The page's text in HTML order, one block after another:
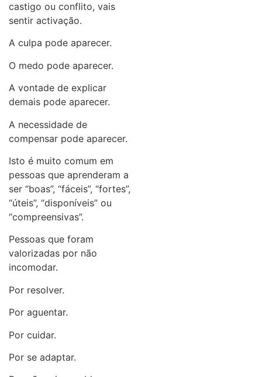
castigo ou conflito, vais
sentir activação.
A culpa pode aparecer.
O medo pode aparecer.
A vontade de explicar
demais pode aparecer.
A necessidade de
compensar pode aparecer.
Isto é muito comum em
pessoas que aprenderam a
ser “boas”, “fáceis”, “fortes”,
“úteis”, “disponíveis” ou
“compreensivas”.
Pessoas que foram
valorizadas por não
incomodar.
Por resolver.
Por aguentar.
Por cuidar.
Por se adaptar.